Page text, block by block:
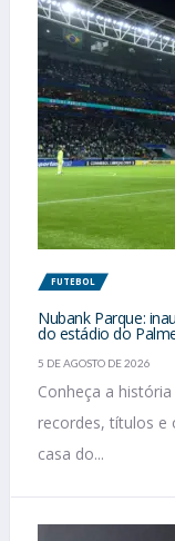
FUTEBOL
Nubank Parque:
do estádio do
5 DE AGOSTO DE 2026
Conheça a
recordes, títulos e
casa do...